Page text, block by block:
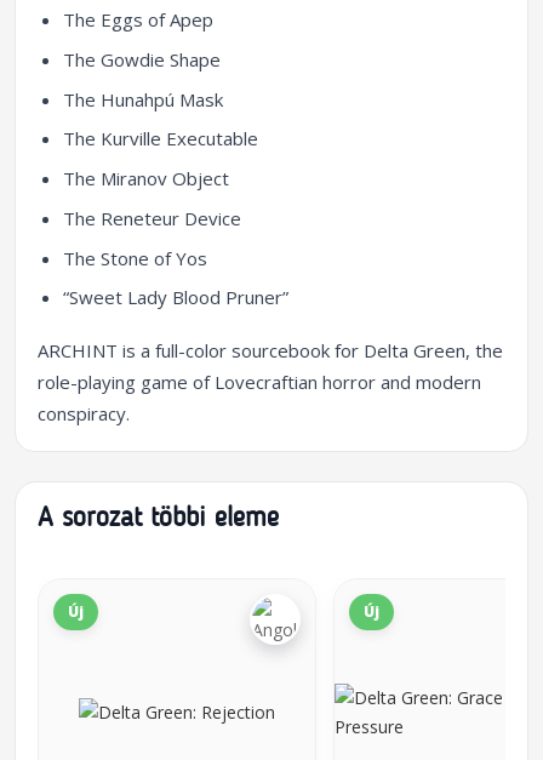
The Eggs of Apep
The Gowdie Shape
The Hunahpú Mask
The Kurville Executable
The Miranov Object
The Reneteur Device
The Stone of Yos
“Sweet Lady Blood Pruner”
ARCHINT is a full-color sourcebook for Delta Green, the
role-playing game of Lovecraftian horror and modern
conspiracy.
A sorozat többi eleme
Új Új